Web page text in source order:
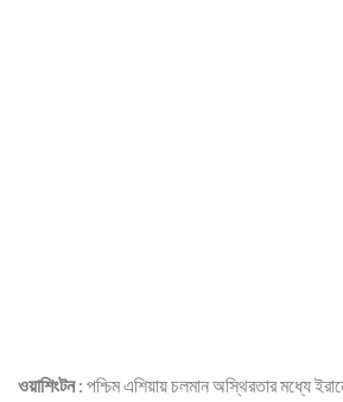
ওয়াশিংটন: পশ্চিম এশিয়ায় চলমান অস্থিরতার মধ্যে